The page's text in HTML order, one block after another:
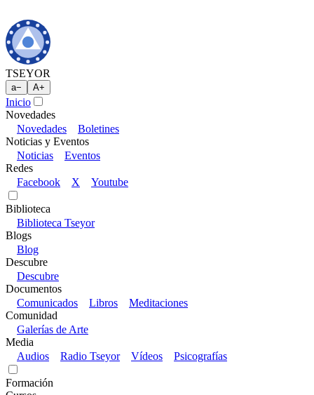
TSEYOR
a− A+
Inicio
Novedades
Novedades
Boletines
Noticias y Eventos
Noticias
Eventos
Redes
Facebook
X Youtube
Biblioteca
Biblioteca Tseyor
Blogs
Blog
Descubre
Descubre
Documentos
Comunicados
Libros
Meditaciones
Comunidad
Galerías de Arte
Media
Audios
Radio Tseyor Vídeos Psicografías
Formación